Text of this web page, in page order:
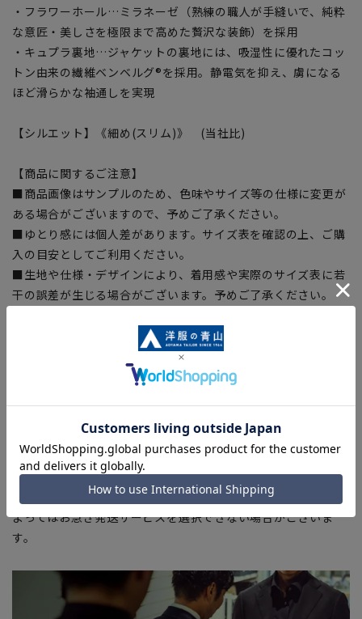
・フラワーホール…ミラネーゼ（熟練の職人が手縫いで、純粋
な意匠・美しさを極限まで高めた贅沢な装飾）を採用
・キュプラ裏地…ジャケットの裏地には、吸湿性に優れたコッ
トン由来の繊維ベンベルグ®を採用。静電気を抑え、虜になる
ほど滑らかな袖通しを実現
【シルエット】《細め(スリム)》 (当社比)
【商品に関するご注意】
■商品画像はサンプルのため、色味やサイズ等の仕様に変更が
ある場合がございますので、予めご了承ください。
■ゆとり感には個人差があります。サイズ表を確認の上、ご購
入の目安としてご利用ください。
■生地や仕様・デザインにより、着用感や実際のサイズ表に若
干の誤差が生じる場合がございます。予めご了承ください。
部、商品現物におすすめサイズ(ヌードサイズ)を記載している
■ブラウザやお使いのモニター環境、また撮影時の室内外の光
■店舗や各モールサイトと商品在庫を共有しております関係
上、ご注文いただいたタイミングにより欠品が発生し、ご注文
を完了できない場合がございます。予めご了承ください。
■お急ぎ発送のご注文につきましても、ご注文のタイミングに
よってはお急ぎ発送サービスを選択できない場合がございま
す。